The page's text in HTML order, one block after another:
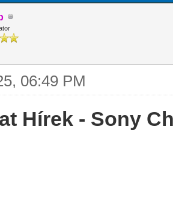
06:49 PM
Hírek - Sony